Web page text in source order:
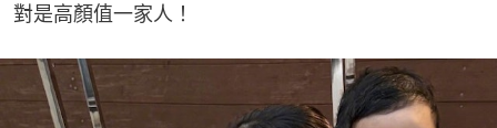
對是高顏值一家人！